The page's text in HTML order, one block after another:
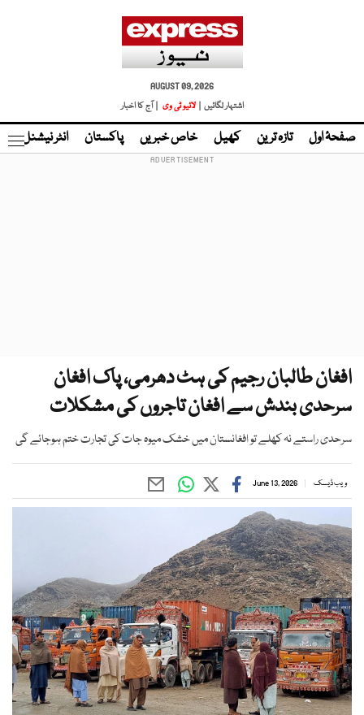
AUGUST 09, 2026
اشتہار لگائیں |
لائیو ٹی وی | آج کا اخبار
صفحۂ اول تازہ ترین کھیل خاص خبریں پاکستان انٹر نیشنل
افغان طالبان رجیم کی ہٹ دھرمی، پاک افغان
سرحدی بندش سے افغان تاجروں کی مشکلات
سرحدی راستے نہ کھلے تو افغانستان میں خشک میوہ جات کی تجارت ختم ہوجائے گی
ویب ڈیسک June 13, 2026